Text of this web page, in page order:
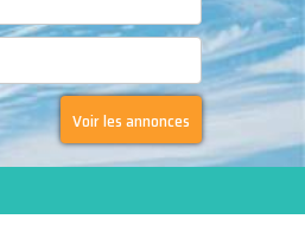
Voir les annonces